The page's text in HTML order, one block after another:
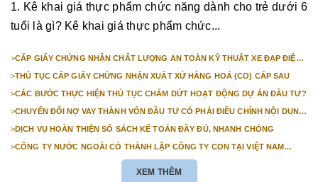
1. Kê khai giá thực phẩm chức năng dành cho trẻ dưới 6
tuổi là gì? Kê khai giá thực phẩm chức...
>CẤP GIẤY CHỨNG NHẬN CHẤT LƯỢNG AN TOÀN KỸ THUẬT XE ĐẠP ĐIỆN
NHẬP KHẨU
>THỦ TỤC CẤP GIẤY CHỨNG NHẬN XUẤT XỨ HÀNG HOÁ (CO) CẤP SAU
>CÁC BƯỚC THỰC HIỆN THỦ TỤC CHẤM DỨT HOẠT ĐỘNG DỰ ÁN ĐẦU TƯ?
>CHUYỂN ĐỔI NỢ VAY THÀNH VỐN ĐẦU TƯ CÓ PHẢI ĐIỀU CHỈNH NỘI DUNG
GIẤY CHỨNG NHẬN ĐĂNG KÝ ĐẦU TƯ KHÔNG?
>DỊCH VỤ HOÀN THIỆN SỔ SÁCH KẾ TOÁN ĐẦY ĐỦ, NHANH CHÓNG
>CÔNG TY NƯỚC NGOÀI CÓ THÀNH LẬP CÔNG TY CON TẠI VIỆT NAM
ĐƯỢC KHÔNG? NHỮNG ĐIỀU KIỆN ĐỂ CÔNG TY NƯỚC NGOÀI THÀNH LẬP
XEM THÊM